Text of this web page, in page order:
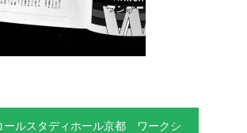
ルスタディホール京都 ワークシ